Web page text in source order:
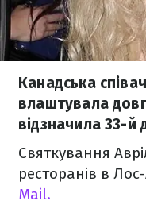
Канадська
влаштувала
відзначила 33-
Святкування
ресторанів в
Mail.